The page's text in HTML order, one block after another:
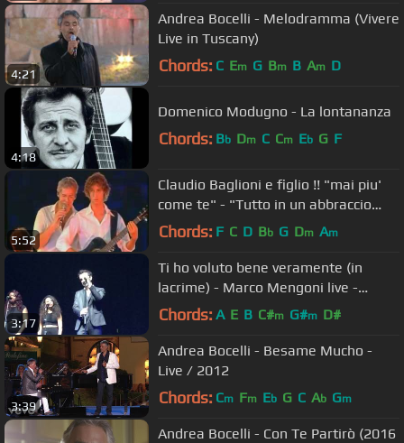
4:21
Andrea Bocelli - Melodramma (Vivere
Live in Tuscany)
Chords: C Em G Bm B Am D
4:18
Domenico Modugno - La lontananza
Chords: Bb Dm C Cm Eb G F
5:52
Claudio Baglioni e figlio !! "mai piu'
come te" - "Tutto in un abbraccio
live"
Chords: F C D Bb G Dm Am
3:17
Ti ho voluto bene veramente (in
lacrime) - Marco Mengoni live -
Cirque Royal - Bruxelles 08/12/2016.
Chords: A E B C#m G#m D#
3:39
Andrea Bocelli - Besame Mucho -
Live / 2012
Chords: Cm Fm Eb G C Ab Gm
Andrea Bocelli - Con Te Partirò (2016